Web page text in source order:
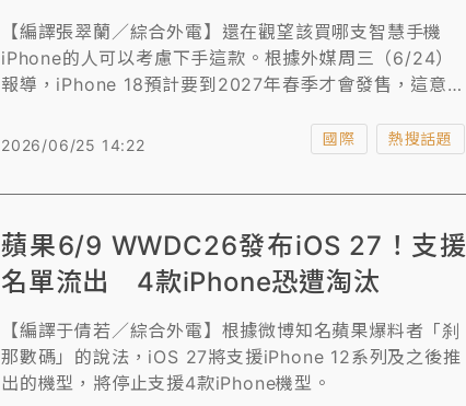
【編譯張翠蘭／綜合外電】還在觀望該買哪支智慧手機
iPhone的人可以考慮下手這款。根據外媒周三（6/24）
報導，iPhone 18預計要到2027年春季才會發售，這意味
18個月，可望超越iPhone 4成為標準版iPhone最長銷售
2026/06/25 14:22 國際 熱搜話題
蘋果6/9 WWDC26發布iOS 27！支援
名單流出 4款iPhone恐遭淘汰
【編譯于倩若／綜合外電】根據微博知名蘋果爆料者「刹
那數碼」的說法，iOS 27將支援iPhone 12系列及之後推
出的機型，將停止支援4款iPhone機型。